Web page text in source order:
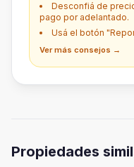
Desconfiá de
pago por adelantado.
Usá el botón
Ver más consejos →
Propiedades